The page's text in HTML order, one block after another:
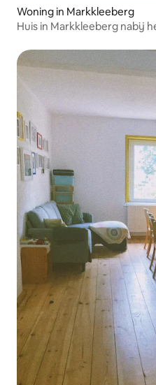
Woning in Markkleeberg
Huis in Markkleeberg nabij